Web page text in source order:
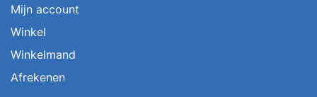
Mijn account
Winkel
Winkelmand
Afrekenen